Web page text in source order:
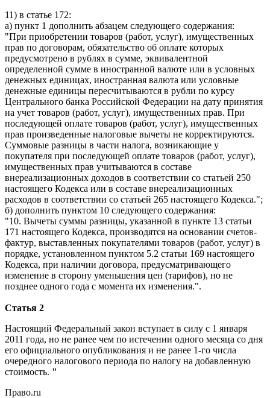
11) в статье 172:
а) пункт 1 дополнить абзацем следующего содержания:
"При приобретении товаров (работ, услуг), имущественных
прав по договорам, обязательство об оплате которых
предусмотрено в рублях в сумме, эквивалентной
определенной сумме в иностранной валюте или в условных
денежных единицах, иностранная валюта или условные
денежные единицы пересчитываются в рубли по курсу
Центрального банка Российской Федерации на дату принятия
на учет товаров (работ, услуг), имущественных прав. При
последующей оплате товаров (работ, услуг), имущественных
прав произведенные налоговые вычеты не корректируются.
Суммовые разницы в части налога, возникающие у
покупателя при последующей оплате товаров (работ, услуг),
имущественных прав учитываются в составе
внереализационных доходов в соответствии со статьей 250
настоящего Кодекса или в составе внереализационных
расходов в соответствии со статьей 265 настоящего Кодекса.";
б) дополнить пунктом 10 следующего содержания:
"10. Вычеты суммы разницы, указанной в пункте 13 статьи
171 настоящего Кодекса, производятся на основании счетов-
фактур, выставленных покупателями товаров (работ, услуг) в
порядке, установленном пунктом 5.2 статьи 169 настоящего
Кодекса, при наличии договора, предусматривающего
изменение в сторону уменьшения цен (тарифов), но не
позднее одного года с момента их изменения.".
Статья 2
Настоящий Федеральный закон вступает в силу с 1 января
2011 года, но не ранее чем по истечении одного месяца со дня
его официального опубликования и не ранее 1-го числа
очередного налогового периода по налогу на добавленную
стоимость. "
Право.ru